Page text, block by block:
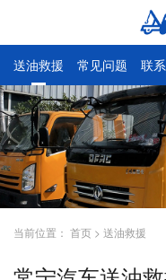
送油救援 常见问题 联
当前位置： 首页 > 送油救援